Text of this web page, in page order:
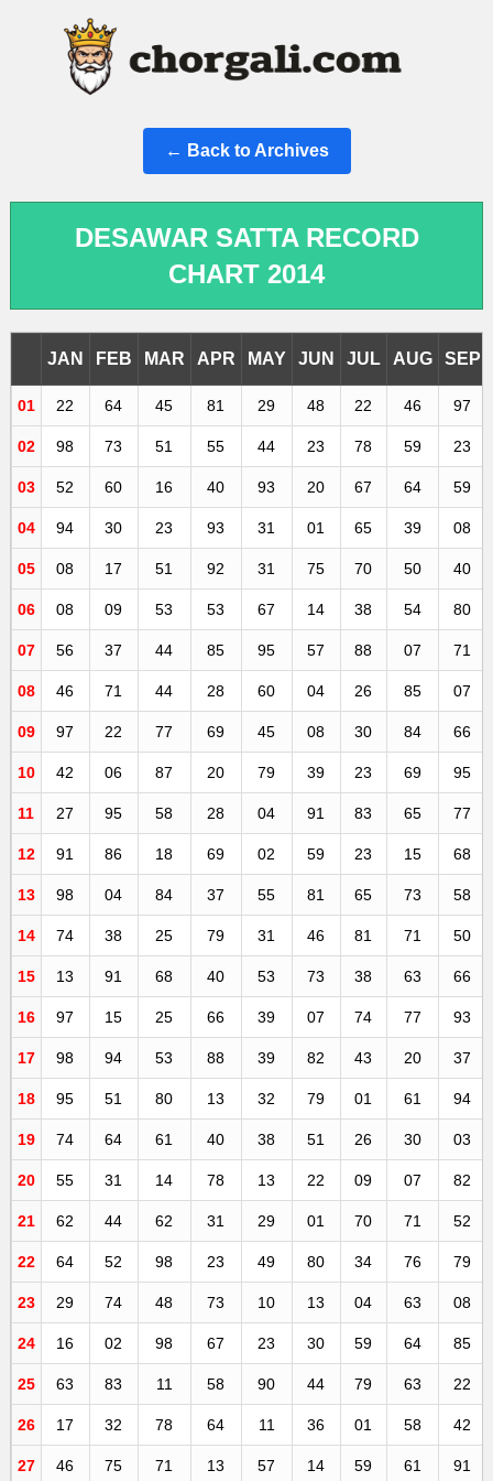
← Back to Archives
DESAWAR SATTA RECORD
CHART 2014
JAN FEB MAR APR MAY JUN JUL AUG SEP
01 22 64 45 81 29 48 22 46 97
02 98 73 51 55 44 23 78 59 23
03 52 60 16 40 93 20 67 64 59
04 94 30 23 93 31 01 65 39 08
05 08 17 51 92 31 75 70 50 40
06 08 09 53 53 67 14 38 54 80
07 56 37 44 85 95 57 88 07 71
08 46 71 44 28 60 04 26 85 07
09 97 22 77 69 45 08 30 84 66
10 42 06 87 20 79 39 23 69 95
11 27 95 58 28 04 91 83 65 77
12 91 86 18 69 02 59 23 15 68
13 98 04 84 37 55 81 65 73 58
14 74 38 25 79 31 46 81 71 50
15 13 91 68 40 53 73 38 63 66
16 97 15 25 66 39 07 74 77 93
17 98 94 53 88 39 82 43 20 37
18 95 51 80 13 32 79 01 61 94
19 74 64 61 40 38 51 26 30 03
20 55 31 14 78 13 22 09 07 82
21 62 44 62 31 29 01 70 71 52
22 64 52 98 23 49 80 34 76 79
23 29 74 48 73 10 13 04 63 08
24 16 02 98 67 23 30 59 64 85
25 63 83 11 58 90 44 79 63 22
26 17 32 78 64 11 36 01 58 42
27 46 75 71 13 57 14 59 61 91